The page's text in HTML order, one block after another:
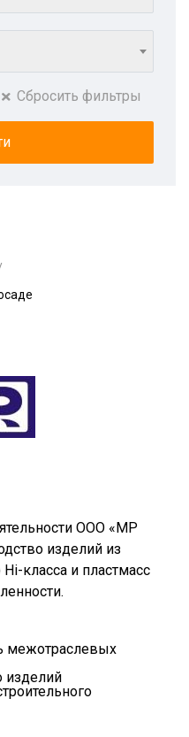
Сбросить фильтры
ООО «МР
изделий из
класса и пластмасс
межотраслевых
изделий